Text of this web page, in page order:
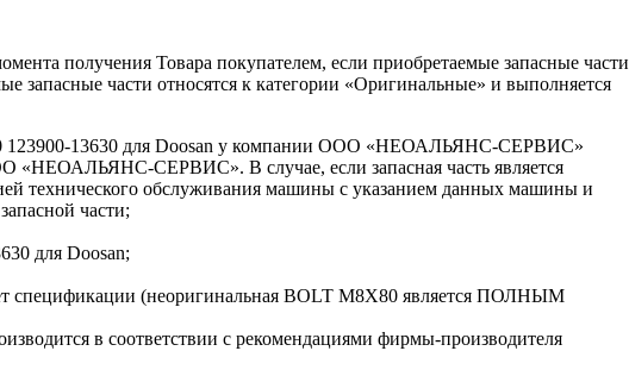
получения Товара покупателем, если приобретаемые запасные части
запасные части относятся к категории «Оригинальные» и выполняется
123900-13630 для Doosan у компании ООО «НЕОАЛЬЯНС-СЕРВИС»
«НЕОАЛЬЯНС-СЕРВИС». В случае, если запасная часть является
технического обслуживания машины с указанием данных машины и
части;
для Doosan;
спецификации (неоригинальная BOLT M8X80 является ПОЛНЫМ
в соответствии с рекомендациями фирмы-производителя